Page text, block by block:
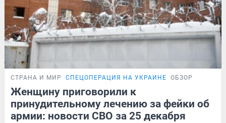
СТРАНА И МИР СПЕЦОПЕРАЦИЯ НА УКРАИНЕ ОБЗОР
Женщину приговорили к
принудительному лечению за фейки об
армии: новости СВО за 25 декабря